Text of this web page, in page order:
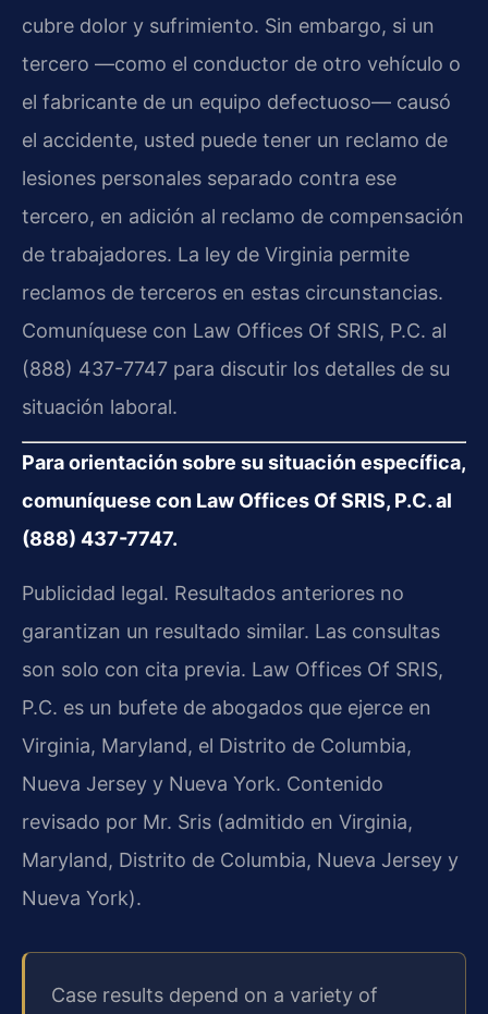
cubre dolor y sufrimiento. Sin embargo, si un
tercero —como el conductor de otro vehículo o
el fabricante de un equipo defectuoso— causó
el accidente, usted puede tener un reclamo de
lesiones personales separado contra ese
tercero, en adición al reclamo de compensación
de trabajadores. La ley de Virginia permite
reclamos de terceros en estas circunstancias.
Comuníquese con Law Offices Of SRIS, P.C. al
(888) 437-7747 para discutir los detalles de su
situación laboral.
Para orientación sobre su situación específica,
comuníquese con Law Offices Of SRIS, P.C. al
(888) 437-7747.
Publicidad legal. Resultados anteriores no
garantizan un resultado similar. Las consultas
son solo con cita previa. Law Offices Of SRIS,
P.C. es un bufete de abogados que ejerce en
Virginia, Maryland, el Distrito de Columbia,
Nueva Jersey y Nueva York. Contenido
revisado por Mr. Sris (admitido en Virginia,
Maryland, Distrito de Columbia, Nueva Jersey y
Nueva York).
Case results depend on a variety of